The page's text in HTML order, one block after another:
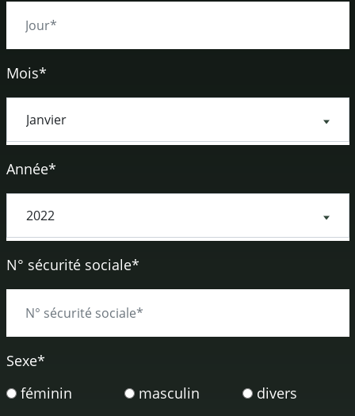
Mois*
Année*
N° sécurité sociale*
Sexe*
féminin
masculin divers